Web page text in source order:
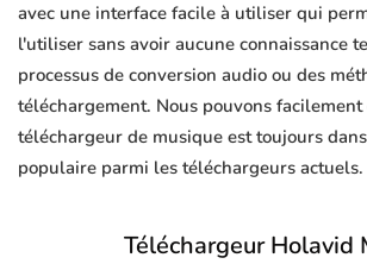
avec une interface facile à utiliser qui
l'utiliser sans avoir aucune connaissance
processus de conversion audio ou des
téléchargement. Nous pouvons
téléchargeur de musique est toujours
populaire parmi les téléchargeurs actuels.
Téléchargeur Holavid